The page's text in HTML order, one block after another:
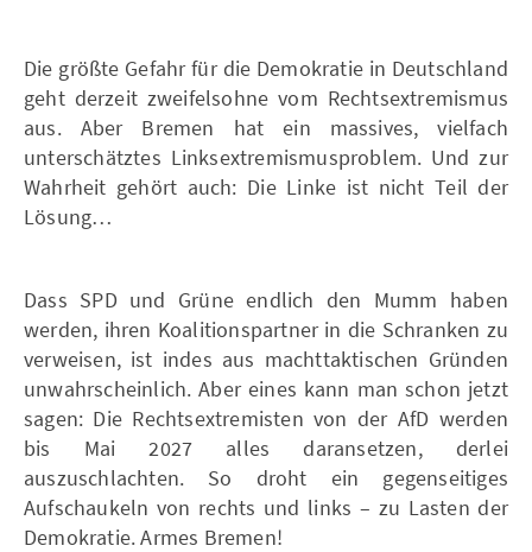
Die größte Gefahr für die Demokratie in Deutschland
geht derzeit zweifelsohne vom Rechtsextremismus
aus. Aber Bremen hat ein massives, vielfach
unterschätztes Linksextremismusproblem. Und zur
Wahrheit gehört auch: Die Linke ist nicht Teil der
Lösung…
Dass SPD und Grüne endlich den Mumm haben
werden, ihren Koalitionspartner in die Schranken zu
verweisen, ist indes aus machttaktischen Gründen
unwahrscheinlich. Aber eines kann man schon jetzt
sagen: Die Rechtsextremisten von der AfD werden
bis Mai 2027 alles daransetzen, derlei
auszuschlachten. So droht ein gegenseitiges
Aufschaukeln von rechts und links – zu Lasten der
Demokratie. Armes Bremen!